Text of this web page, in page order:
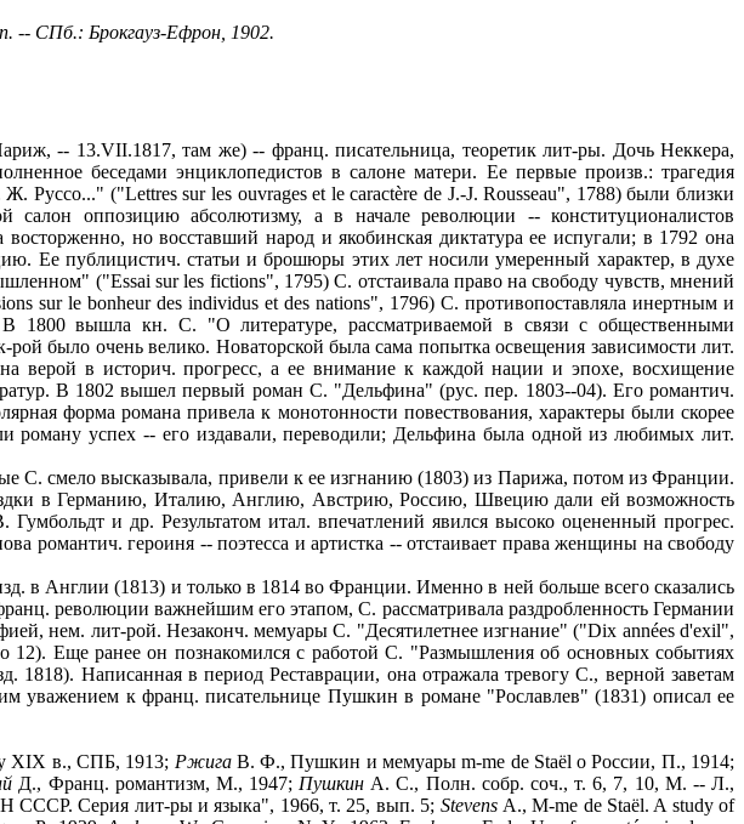
-- СПб.: Брокгауз-Ефрон, 1902.
-- 13.VII.1817, там же) -- франц. писательница, теоретик лит-ры. Дочь Неккера,
беседами энциклопедистов в салоне матери. Ее первые произв.: трагедия
("Lettres sur les ouvrages et le caractère de J.-J. Rousseau", 1788) были близки
оппозицию абсолютизму, а в начале революции -- конституционалистов
но восставший народ и якобинская диктатура ее испугали; в 1792 она
Ее публицистич. статьи и брошюры этих лет носили умеренный характер, в духе
("Essai sur les fictions", 1795) С. отстаивала право на свободу чувств, мнений
sur le bonheur des individus et des nations", 1796) С. противопоставляла инертным и
1800 вышла кн. С. "О литературе, рассматриваемой в связи с общественными
рой было очень велико. Новаторской была сама попытка освещения зависимости лит.
верой в историч. прогресс, а ее внимание к каждой нации и эпохе, восхищение
В 1802 вышел первый роман С. "Дельфина" (рус. пер. 1803--04). Его романтич.
форма романа привела к монотонности повествования, характеры были скорее
роману успех -- его издавали, переводили; Дельфина была одной из любимых лит.
С. смело высказывала, привели к ее изгнанию (1803) из Парижа, потом из Франции.
в Германию, Италию, Англию, Австрию, Россию, Швецию дали ей возможность
и др. Результатом итал. впечатлений явился высоко оцененный прогрес.
романтич. героиня -- поэтесса и артистка -- отстаивает права женщины на свободу
в Англии (1813) и только в 1814 во Франции. Именно в ней больше всего сказались
революции важнейшим его этапом, С. рассматривала раздробленность Германии
нем. лит-рой. Незаконч. мемуары С. "Десятилетнее изгнание" ("Dix années d'exil",
Еще ранее он познакомился с работой С. "Размышления об основных событиях
1818). Написанная в период Реставрации, она отражала тревогу С., верной заветам
уважением к франц. писательнице Пушкин в романе "Рославлев" (1831) описал ее
XIX в., СПБ, 1913; РжигаВ. Ф., Пушкин и мемуары m-me de Staël о России, П., 1914;
Д., Франц. романтизм, М., 1947; Пушкин А. С., Полн. собр. соч., т. 6, 7, 10, М. -- Л.,
СССР. Серия лит-ры и языка", 1966, т. 25, вып. 5; StevensA., M-me de Staël. A study of